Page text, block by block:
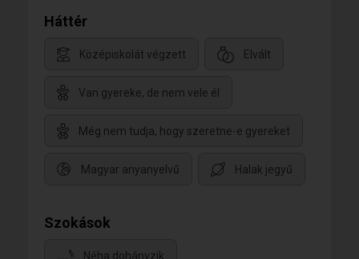
Háttér
Középiskolát végzett Elvált
Van gyereke, de nem vele él
Még nem tudja, hogy szeretne-e gyereket
Magyar anyanyelvű Halak jegyű
Szokások
Néha dohányzik